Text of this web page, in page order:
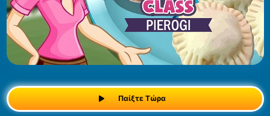
Παίξτε Τώρα